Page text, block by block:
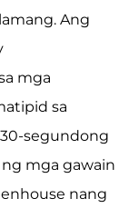
Ang
mga
sa
segundong
mga gawain
nang